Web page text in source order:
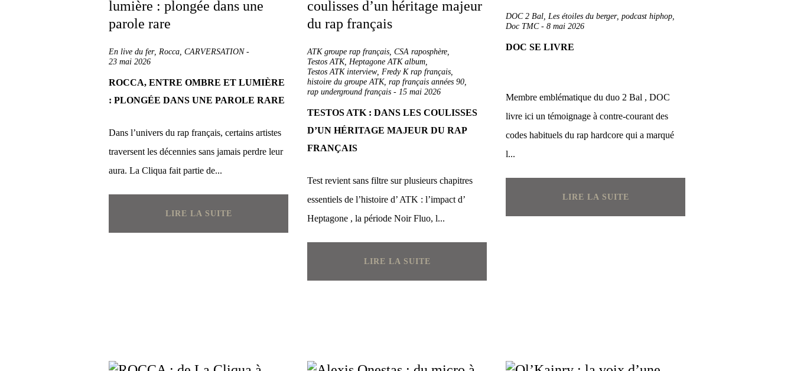
En live du fer, Rocca, CARVERSATION-
23 mai 2026
ROCCA, ENTRE OMBRE ET LUMIÈRE
: PLONGÉE DANS UNE PAROLE RARE
Dans l’univers du rap français, certains artistes
traversent les décennies sans jamais perdre leur
aura. La Cliqua fait partie de...
LIRE LA SUITE
ATK groupe rap français, CSA raposphère,
Testos ATK, Heptagone ATK album,
Testos ATK interview, Fredy K rap français,
histoire du groupe ATK, rap français années 90,
rap underground français - 15 mai 2026
TESTOS ATK : DANS LES COULISSES
D’UN HÉRITAGE MAJEUR DU RAP
FRANÇAIS
Test revient sans filtre sur plusieurs chapitres
essentiels de l’histoire d’ ATK : l’impact d’
Heptagone , la période Noir Fluo, l...
LIRE LA SUITE
DOC 2 Bal, Les étoiles du berger, podcast hiphop,
Doc TMC- 8 mai 2026
DOC SE LIVRE
Membre emblématique du duo 2 Bal , DOC
livre ici un témoignage à contre-courant des
codes habituels du rap hardcore qui a marqué
l...
LIRE LA SUITE